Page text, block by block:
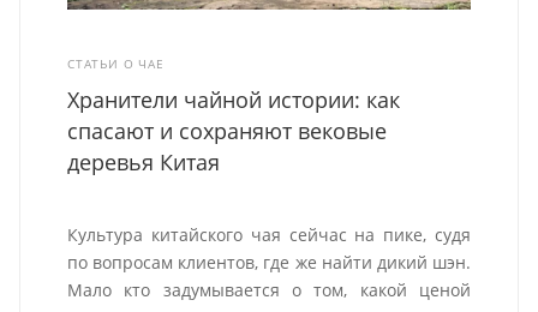
СТАТЬИ О ЧАЕ
Хранители чайной истории: как
спасают и сохраняют вековые
деревья Китая
Культура китайского чая сейчас на пике, судя
по вопросам клиентов, где же найти дикий шэн.
Мало кто задумывается о том, какой ценой